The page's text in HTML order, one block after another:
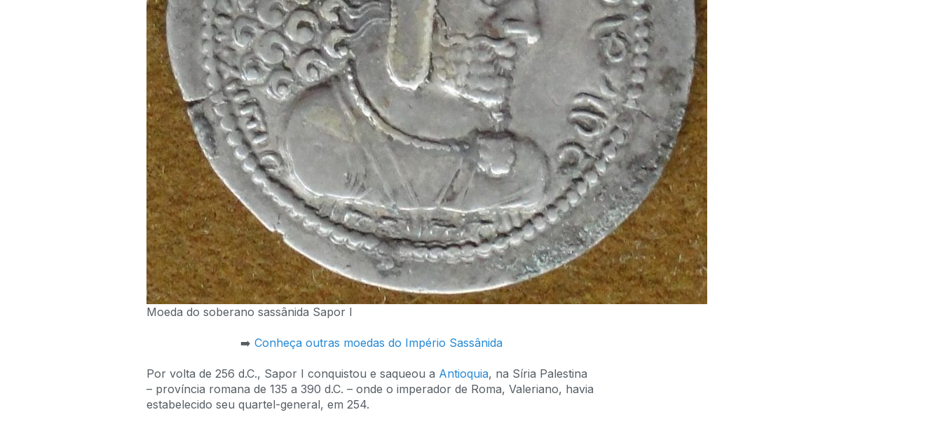
Moeda do soberano sassânida Sapor I
➡️ Conheça outras moedas do Império Sassânida
Por volta de 256 d.C., Sapor I conquistou e saqueou a Antioquia, na Síria Palestina
– província romana de 135 a 390 d.C. – onde o imperador de Roma, Valeriano, havia
estabelecido seu quartel-general, em 254.